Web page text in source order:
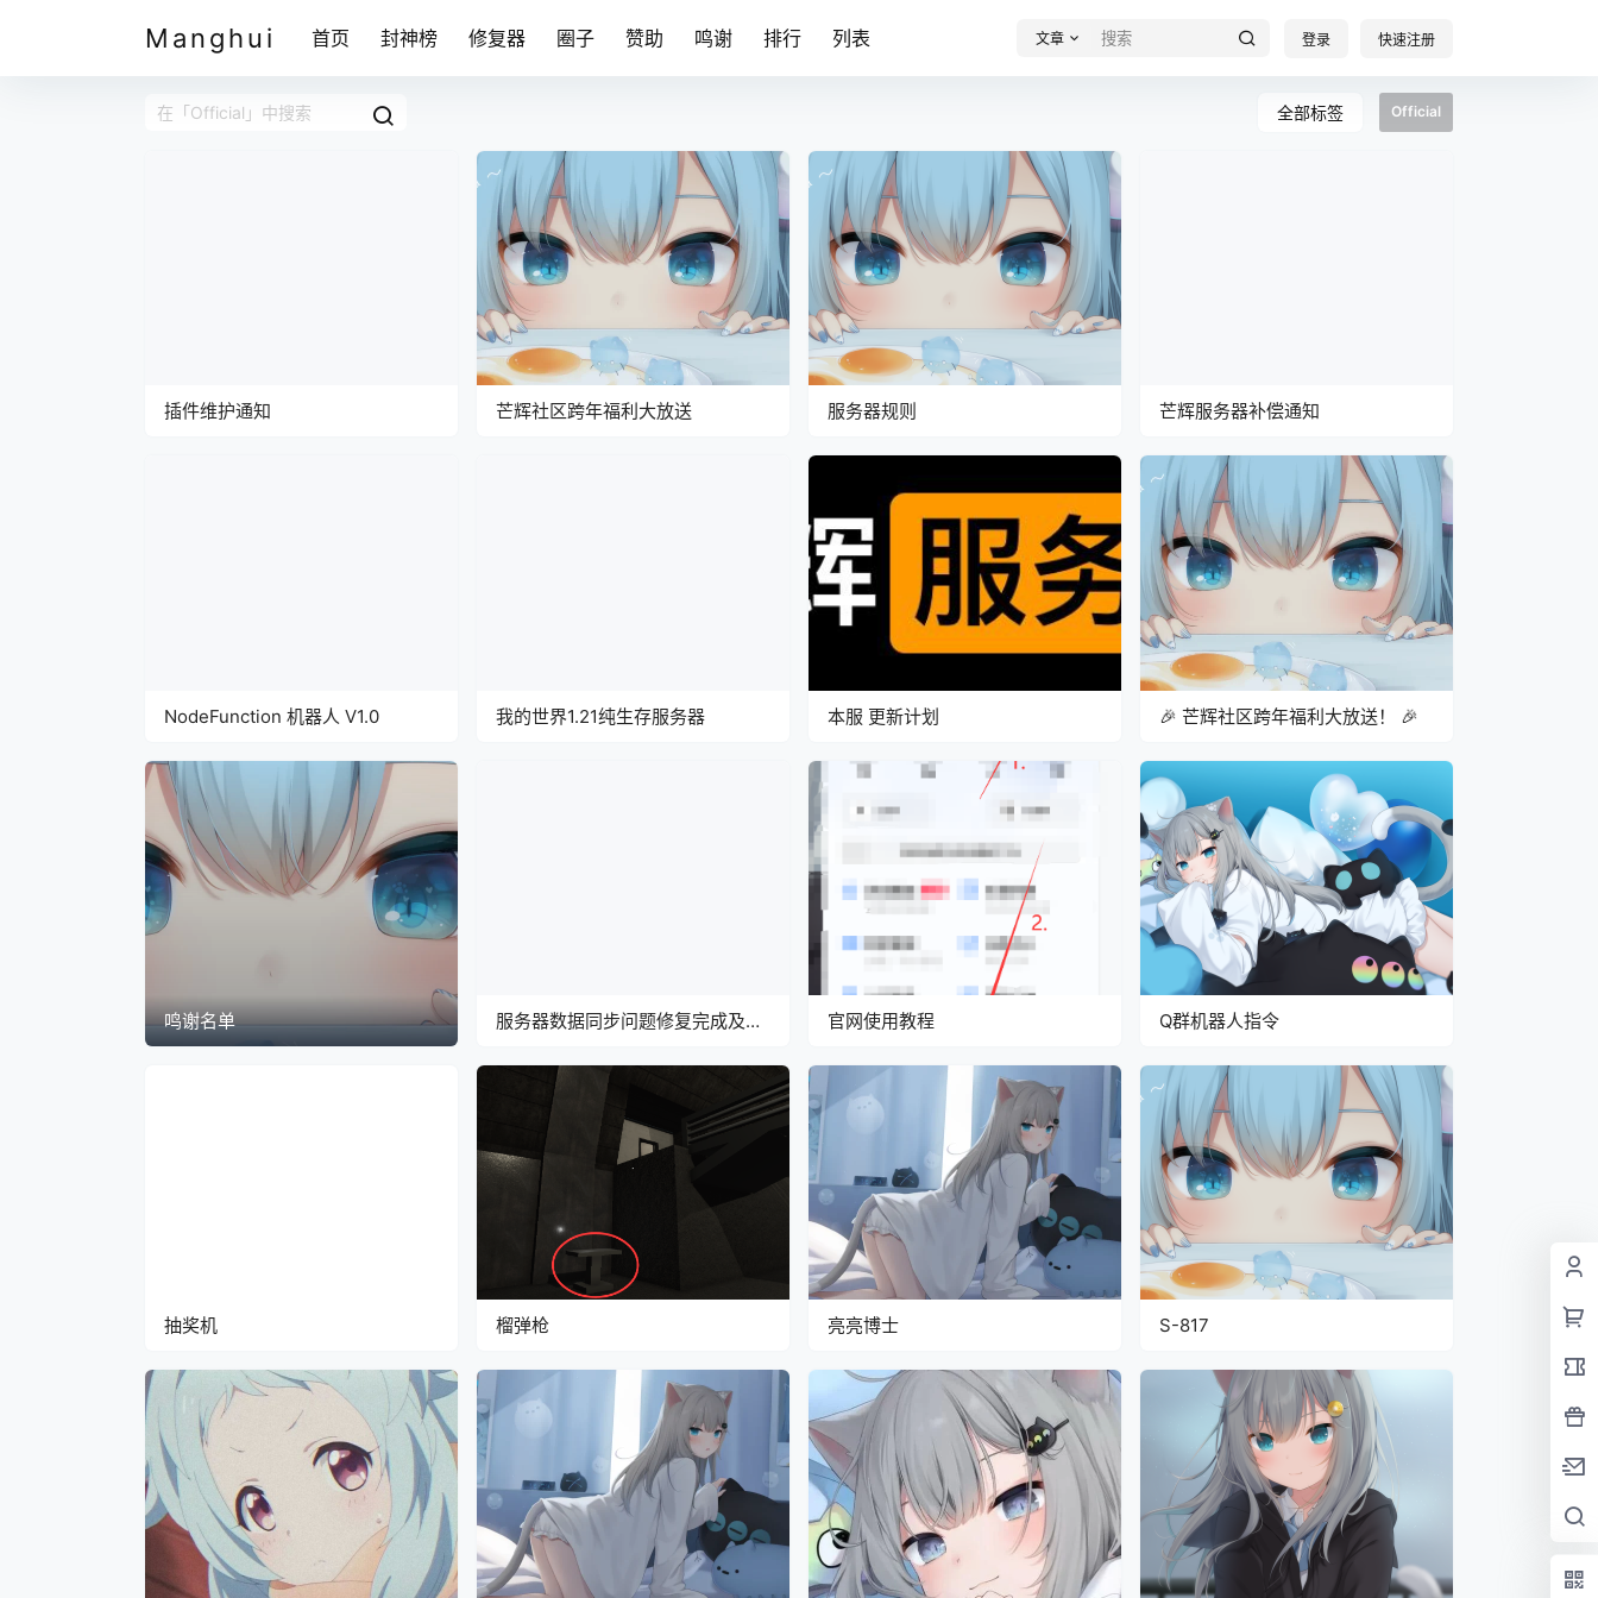
Manghui 首页 封神榜 修复器 圈子 赞助 鸣谢 排行 列表 文章 登录 快速注册
全部标签 Official
插件维护通知 芒辉社区跨年福利大放送 服务器规则 芒辉服务器补偿通知
NodeFunction 机器人 V1.0 我的世界1.21纯生存服务器 本服 更新计划 🎉 芒辉社区跨年福利大放送！ 🎉
鸣谢名单
服务器数据同步问题修复完成及补
官网使用教程 Q群机器人指令
抽奖机 榴弹枪 亮亮博士 S-817